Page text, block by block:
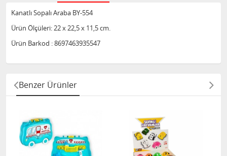
Kanatlı Sopalı Araba BY-554
Ürün Ölçüleri: 22 x 22,5 x 11,5 cm.
Ürün Barkod : 8697463935547
Benzer Ürünler